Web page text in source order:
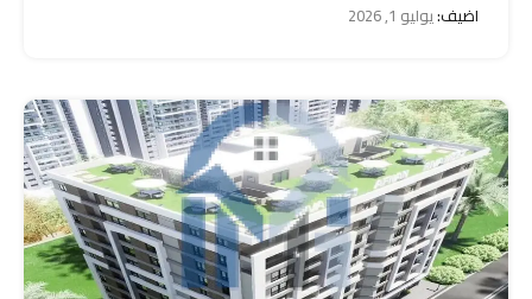
اضيف:يوليو 1, 2026